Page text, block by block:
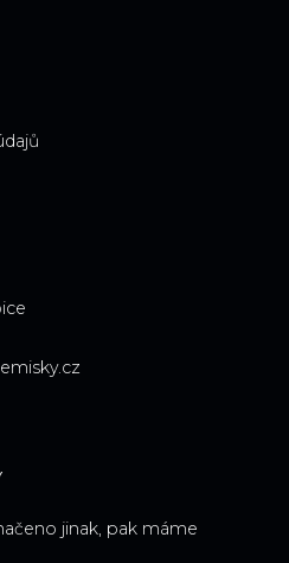
jinak, pak máme